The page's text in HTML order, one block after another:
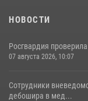
НОВОСТИ
Росгвардия
07 августа 2026, 10:07
Сотрудники
дебошира в мед...